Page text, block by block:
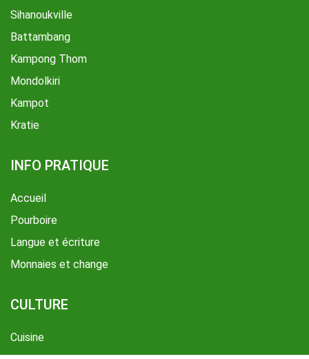
Sihanoukville
Battambang
Kampong Thom
Mondolkiri
Kampot
Kratie
INFO PRATIQUE
Accueil
Pourboire
Langue et écriture
Monnaies et change
CULTURE
Cuisine